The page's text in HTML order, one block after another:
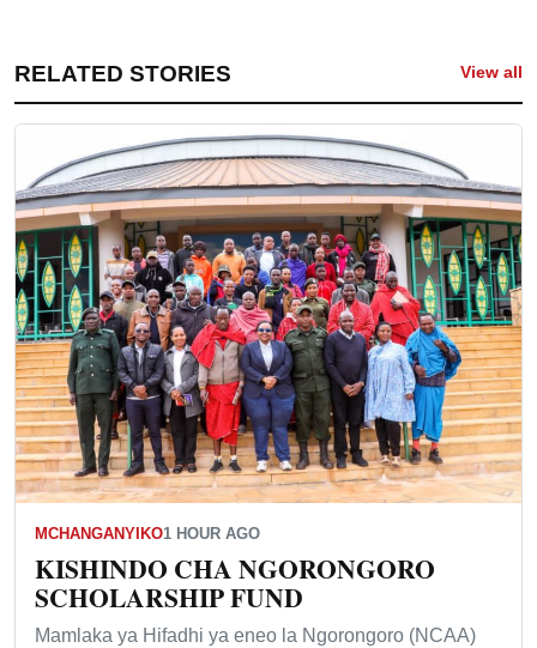
RELATED STORIES View all
MCHANGANYIKO1 HOUR AGO
KISHINDO CHA NGORONGORO
SCHOLARSHIP FUND
Mamlaka ya Hifadhi ya eneo la Ngorongoro (NCAA)